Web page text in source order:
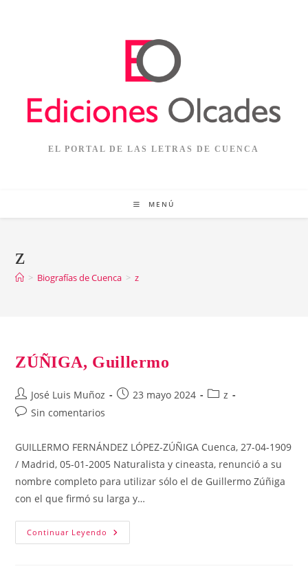
EL PORTAL DE LAS LETRAS DE CUENCA
MENÚ
z
> Biografías de Cuenca > z
ZÚÑIGA, Guillermo
Autor
de
José Luis Muñoz
Publicación
23 mayo 2024
Categoría
z
Comentarios
la
entrada:
Sin comentarios
GUILLERMO FERNÁNDEZ LÓPEZ-ZÚÑIGA Cuenca, 27-04-1909
/ Madrid, 05-01-2005 Naturalista y cineasta, renunció a su
nombre completo para utilizar sólo el de Guillermo Zúñiga
con el que firmó su larga y…
Continuar Leyendo ZÚÑIGA,
Guillermo